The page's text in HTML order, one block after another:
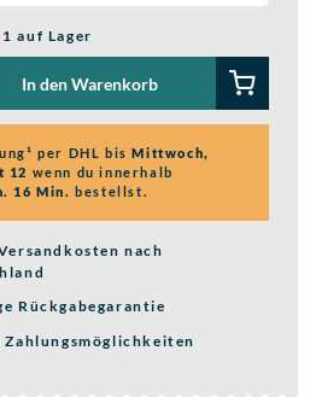
auf Lager
In den Warenkorb
per DHL bisMittwoch,
12 wenn du innerhalb
16 Min. bestellst.
nach
Rückgabegarantie
Zahlungsmöglichkeiten